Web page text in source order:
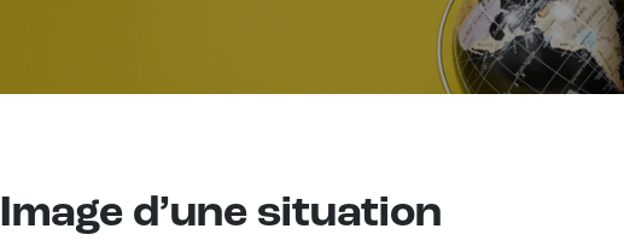
Statistiques mondiales des écritures
FAQ
Image d’une situation